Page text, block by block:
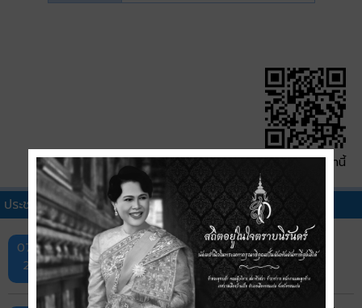
QR Code หน้านี้
ประชาสัมพันธ์เทศบาลอื่นๆ
07 ส.ค.
2569
กิจกรรมการออกหน่วยบริการ "ศูนย์สร้างสุข" ครั้งที่ 1